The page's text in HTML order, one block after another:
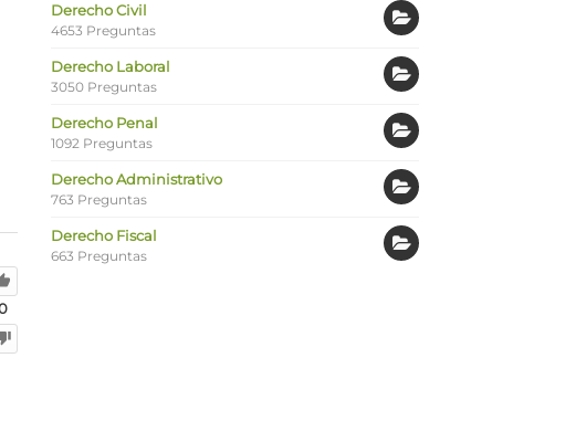
Derecho Civil
4653 Preguntas
Derecho Laboral
3050 Preguntas
Derecho Penal
1092 Preguntas
Derecho Administrativo
763 Preguntas
Derecho Fiscal
663 Preguntas